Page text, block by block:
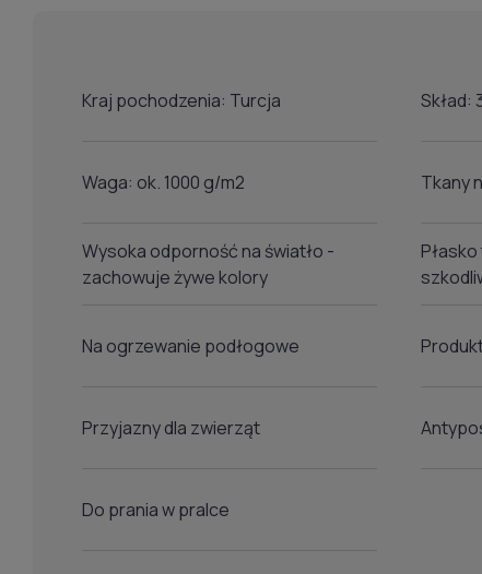
Kraj pochodzenia: Turcja Skład:
Waga: ok. 1000 g/m2 Tkany
Wysoka odporność na światło -
zachowuje żywe kolory
Na ogrzewanie podłogowe
Przyjazny dla zwierząt
Do prania w pralce